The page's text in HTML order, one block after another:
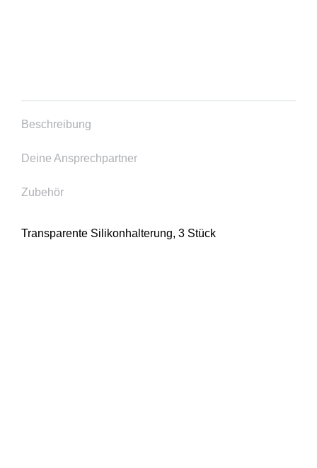
Beschreibung
Deine Ansprechpartner
Zubehör
Transparente Silikonhalterung, 3 Stück